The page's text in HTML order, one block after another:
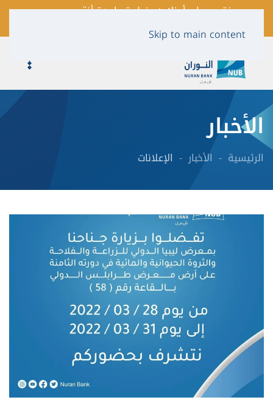
Skip to main content
فتح حساب أونلاين بخطوة واحدة أنقر
الأخبار
الرئيسية الأخبار الإعلانات